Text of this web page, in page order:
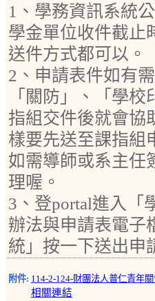
1、學務資訊系統
學金單位收件截止
送件方式都可以。
2、申請表件如有
「關防」、「學
指組交件後就會協
樣要先送至課指組
如需導師或系主任
理喔。
3、登portal進入「
辦法與申請表電子
統」按一下送出申
附件: 114-2-124-財團法人普仁青年
相關連結